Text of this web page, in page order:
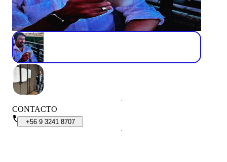
CONTACTO
+56 9 3241 8707